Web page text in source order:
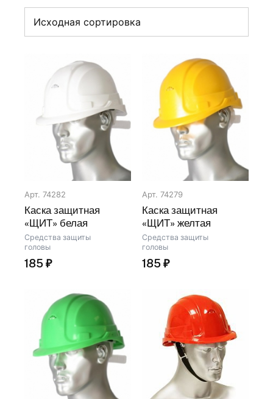
Арт. 74282
Средства защиты
головы
Каска защитная
«ЩИТ» белая
185₽
Арт. 74279
Средства защиты
головы
Каска защитная
«ЩИТ» желтая
185₽